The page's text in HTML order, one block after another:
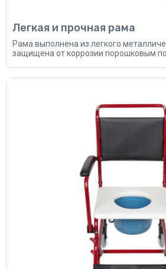
Легкая и прочная рама
Рама выполнена из легкого
защищена от коррозии порошковым